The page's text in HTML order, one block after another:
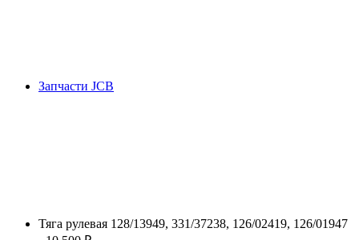
Запчасти JCB
Тяга рулевая 128/13949, 331/37238, 126/02419, 126/01947